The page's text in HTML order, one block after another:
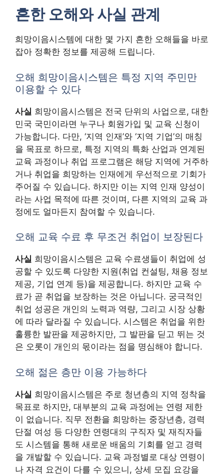
흔한 오해와 사실 관계
희망이음시스템에 대한 몇 가지 흔한 오해들을 바로
잡아 정확한 정보를 제공해 드립니다.
오해 희망이음시스템은 특정 지역 주민만
이용할 수 있다
사실 희망이음시스템은 전국 단위의 사업으로, 대한
민국 국민이라면 누구나 회원가입 및 교육 신청이
가능합니다. 다만, ‘지역 인재’와 ‘지역 기업’의 매칭
을 목표로 하므로, 특정 지역의 특화 산업과 연계된
교육 과정이나 취업 프로그램은 해당 지역에 거주하
거나 취업을 희망하는 인재에게 우선적으로 기회가
주어질 수 있습니다. 하지만 이는 지역 인재 양성이
라는 사업 목적에 따른 것이며, 다른 지역의 교육 과
정에도 얼마든지 참여할 수 있습니다.
오해 교육 수료 후 무조건 취업이 보장된다
사실 희망이음시스템은 교육 수료생들이 취업에 성
공할 수 있도록 다양한 지원(취업 컨설팅, 채용 정보
제공, 기업 연계 등)을 제공합니다. 하지만 교육 수
료가 곧 취업을 보장하는 것은 아닙니다. 궁극적인
취업 성공은 개인의 노력과 역량, 그리고 시장 상황
에 따라 달라질 수 있습니다. 시스템은 취업을 위한
훌륭한 발판을 제공하지만, 그 발판을 딛고 뛰는 것
은 오롯이 개인의 몫이라는 점을 명심해야 합니다.
오해 젊은 층만 이용 가능하다
사실 희망이음시스템은 주로 청년층의 지역 정착을
목표로 하지만, 대부분의 교육 과정에는 연령 제한
이 없습니다. 직무 전환을 희망하는 중장년층, 경력
단절 여성 등 다양한 연령대의 구직자 및 재직자들
도 시스템을 통해 새로운 배움의 기회를 얻고 경력
을 개발할 수 있습니다. 교육 과정별로 대상 연령이
나 자격 요건이 다를 수 있으니, 상세 모집 요강을